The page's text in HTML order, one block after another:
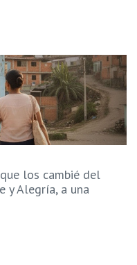
los cambié del
y Alegría, a una